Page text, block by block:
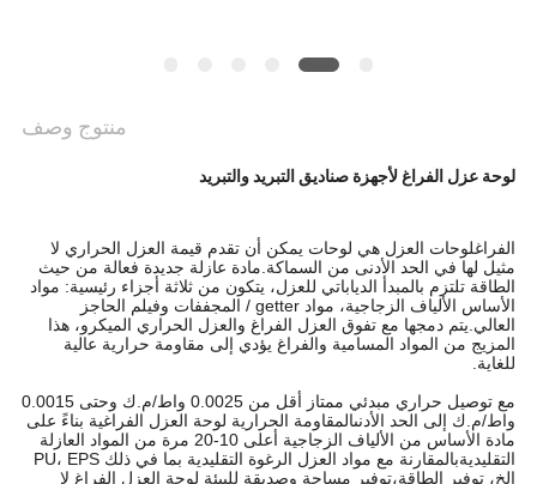
منتوج وصف
لوحة عزل الفراغ لأجهزة صناديق التبريد والتبريد
الفراغلوحات العزل هي لوحات يمكن أن تقدم قيمة العزل الحراري لا
مثيل لها في الحد الأدنى من السماكة.مادة عازلة جديدة فعالة من حيث
الطاقة تلتزم بالمبدأ الدياباتي للعزل، يتكون من ثلاثة أجزاء رئيسية: مواد
الأساس الألياف الزجاجية، مواد getter / المجففات وفيلم الحاجز
العالي.يتم دمجها مع تفوق العزل الفراغ والعزل الحراري الميكرو، هذا
المزيج من المواد المسامية والفراغ يؤدي إلى مقاومة حرارية عالية
للغاية.
مع توصيل حراري مبدئي ممتاز أقل من 0.0025 واط/م.ك وحتى 0.0015
واط/م.ك إلى الحد الأدنىالمقاومة الحرارية لوحة العزل الفراغية بناءً على
مادة الأساس من الألياف الزجاجية أعلى 10-20 مرة من المواد العازلة
التقليديةبالمقارنة مع مواد العزل الرغوة التقليدية بما في ذلك PU، EPS
الخ، توفير الطاقة،توفير مساحة وصديقة للبيئة لوحة العزل الفراغ لا